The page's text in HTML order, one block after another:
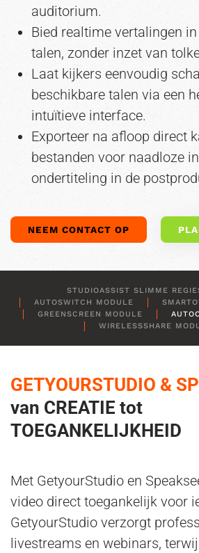
auditorium.
Bied realtime vertalingen
talen, zonder inzet van
Laat kijkers eenvoudig
beschikbare talen via een
intuïtieve interface.
Exporteer na afloop direct
bestanden voor naadloze
ondertiteling in de
NEEM CONTACT OP
STUDIOASSIST SLIMME
AUTOSWITCH MODULE
GREENSCREEN MODULE
WIRELESSSHARE
GETYOURSTUDIO &
van CREATIE tot
TOEGANKELIJKHEID
Met GetyourStudio en
video direct toegankelijk voor
GetyourStudio verzorgt
livestreams en webinars,